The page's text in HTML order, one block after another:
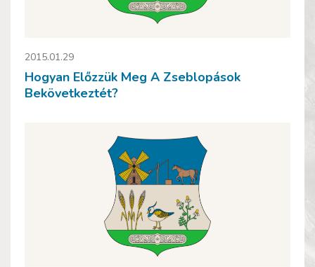
2015.01.29
Hogyan Előzzük Meg A Zseblopások
Bekövetkeztét?